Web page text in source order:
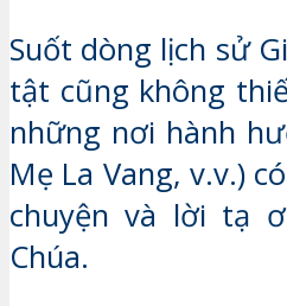
Suốt dòng lịch sử
tật cũng không
những nơi hành
Mẹ La Vang, v.v.)
chuyện và lời tạ
Chúa.